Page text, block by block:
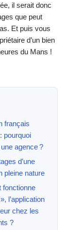
il serait donc
que peut
Et puis vous
d’un bien
du Mans !
français
pourquoi
agence ?
d’une
pleine nature
fonctionne
l’application
chez les
?